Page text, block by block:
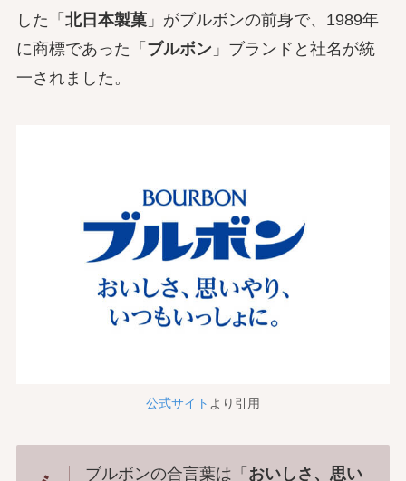
した「 北日本製菓」がブルボンの前身で、1989年
に商標であった「 ブルボン」ブランドと社名が統
一されました。
公式サイト より引用
ブルボンの合言葉は「 おいしさ、思い